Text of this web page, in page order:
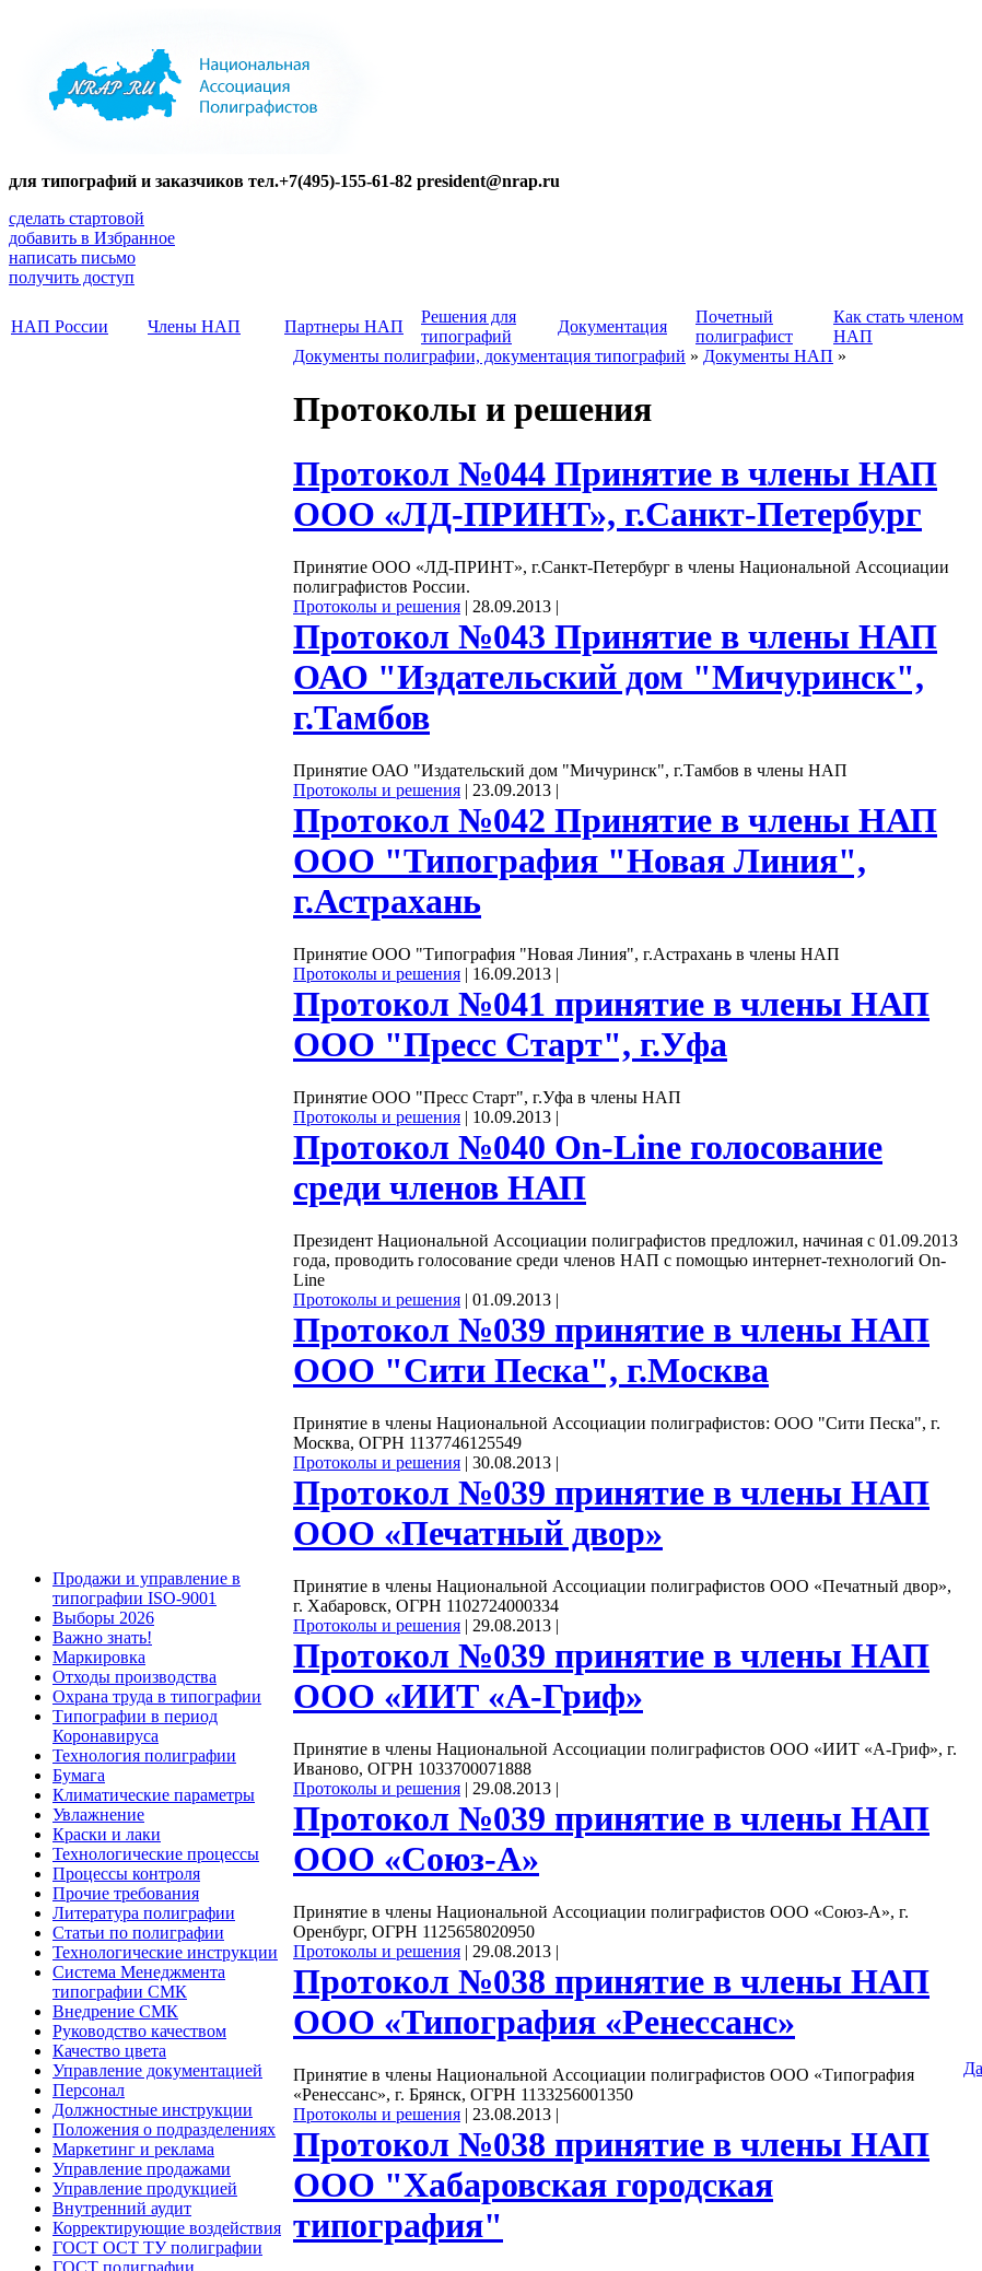
для типографий и заказчиков тел.+7(495)-155-61-82 president@nrap.ru
сделать стартовой
добавить в Избранное
написать письмо
получить доступ
НАП России Члены НАП Партнеры НАП
Решения для
типографий
Документация
Почетный
полиграфист
Как стать членом
НАП
Продажи и управление в
типографии ISO-9001
Выборы 2026
Важно знать!
Маркировка
Отходы производства
Охрана труда в типографии
Типографии в период
Коронавируса
Технология полиграфии
Бумага
Климатические параметры
Увлажнение
Краски и лаки
Технологические процессы
Процессы контроля
Прочие требования
Литература полиграфии
Статьи по полиграфии
Технологические инструкции
Система Менеджмента
типографии СМК
Внедрение СМК
Руководство качеством
Качество цвета
Управление документацией
Персонал
Должностные инструкции
Положения о подразделениях
Маркетинг и реклама
Управление продажами
Управление продукцией
Внутренний аудит
Корректирующие воздействия
ГОСТ ОСТ ТУ полиграфии
ГОСТ полиграфии
Документы полиграфии, документация типографий » Документы НАП »
Протоколы и решения
Протокол №044 Принятие в члены НАП
ООО «ЛД-ПРИНТ», г.Санкт-Петербург
Принятие ООО «ЛД-ПРИНТ», г.Санкт-Петербург в члены Национальной Ассоциации
полиграфистов России.
Протоколы и решения | 28.09.2013 |
Протокол №043 Принятие в члены НАП
ОАО "Издательский дом "Мичуринск",
г.Тамбов
Принятие ОАО "Издательский дом "Мичуринск", г.Тамбов в члены НАП
Протоколы и решения | 23.09.2013 |
Протокол №042 Принятие в члены НАП
ООО "Типография "Новая Линия",
г.Астрахань
Принятие ООО "Типография "Новая Линия", г.Астрахань в члены НАП
Протоколы и решения | 16.09.2013 |
Протокол №041 принятие в члены НАП
ООО "Пресс Старт", г.Уфа
Принятие ООО "Пресс Старт", г.Уфа в члены НАП
Протоколы и решения | 10.09.2013 |
Протокол №040 On-Line голосование
среди членов НАП
Президент Национальной Ассоциации полиграфистов предложил, начиная с 01.09.2013
года, проводить голосование среди членов НАП с помощью интернет-технологий On-
Line
Протоколы и решения | 01.09.2013 |
Протокол №039 принятие в члены НАП
ООО "Сити Песка", г.Москва
Принятие в члены Национальной Ассоциации полиграфистов: ООО "Сити Песка", г.
Москва, ОГРН 1137746125549
Протоколы и решения | 30.08.2013 |
Протокол №039 принятие в члены НАП
ООО «Печатный двор»
Принятие в члены Национальной Ассоциации полиграфистов ООО «Печатный двор»,
г. Хабаровск, ОГРН 1102724000334
Протоколы и решения | 29.08.2013 |
Протокол №039 принятие в члены НАП
ООО «ИИТ «А-Гриф»
Принятие в члены Национальной Ассоциации полиграфистов ООО «ИИТ «А-Гриф», г.
Иваново, ОГРН 1033700071888
Протоколы и решения | 29.08.2013 |
Протокол №039 принятие в члены НАП
ООО «Союз-А»
Принятие в члены Национальной Ассоциации полиграфистов ООО «Союз-А», г.
Оренбург, ОГРН 1125658020950
Протоколы и решения | 29.08.2013 |
Протокол №038 принятие в члены НАП
ООО «Типография «Ренессанс»
Принятие в члены Национальной Ассоциации полиграфистов ООО «Типография
«Ренессанс», г. Брянск, ОГРН 1133256001350
Протоколы и решения | 23.08.2013 |
Протокол №038 принятие в члены НАП
ООО "Хабаровская городская
типография"